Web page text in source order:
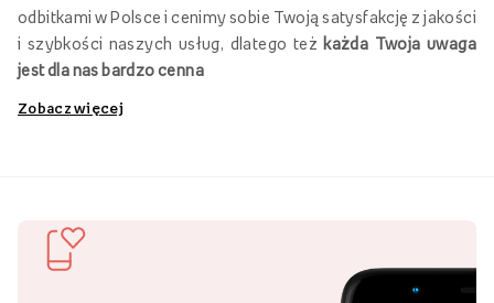
odbitkami w Polsce i cenimy sobie Twoją satysfakcję z jakości
i szybkości naszych usług, dlatego też każda Twoja uwaga
jest dla nas bardzo cenna
i rodzaje papierów fotograficznych, z których możesz
dowolnie wybierać składając swoje zlecenie. Nasze materiały
gwarantują długowieczność Twoich fotografii bez utraty
Zobacz więcej